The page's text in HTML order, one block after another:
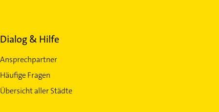
Dialog & Hilfe
Ansprechpartner
Häufige Fragen
Übersicht aller Städte